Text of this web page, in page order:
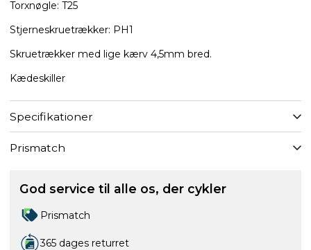
Torxnøgle: T25
Stjerneskruetrækker: PH1
Skruetrækker med lige kærv 4,5mm bred.
Kædeskiller
Specifikationer
Prismatch
God service til alle os, der cykler
Prismatch
365 dages returret